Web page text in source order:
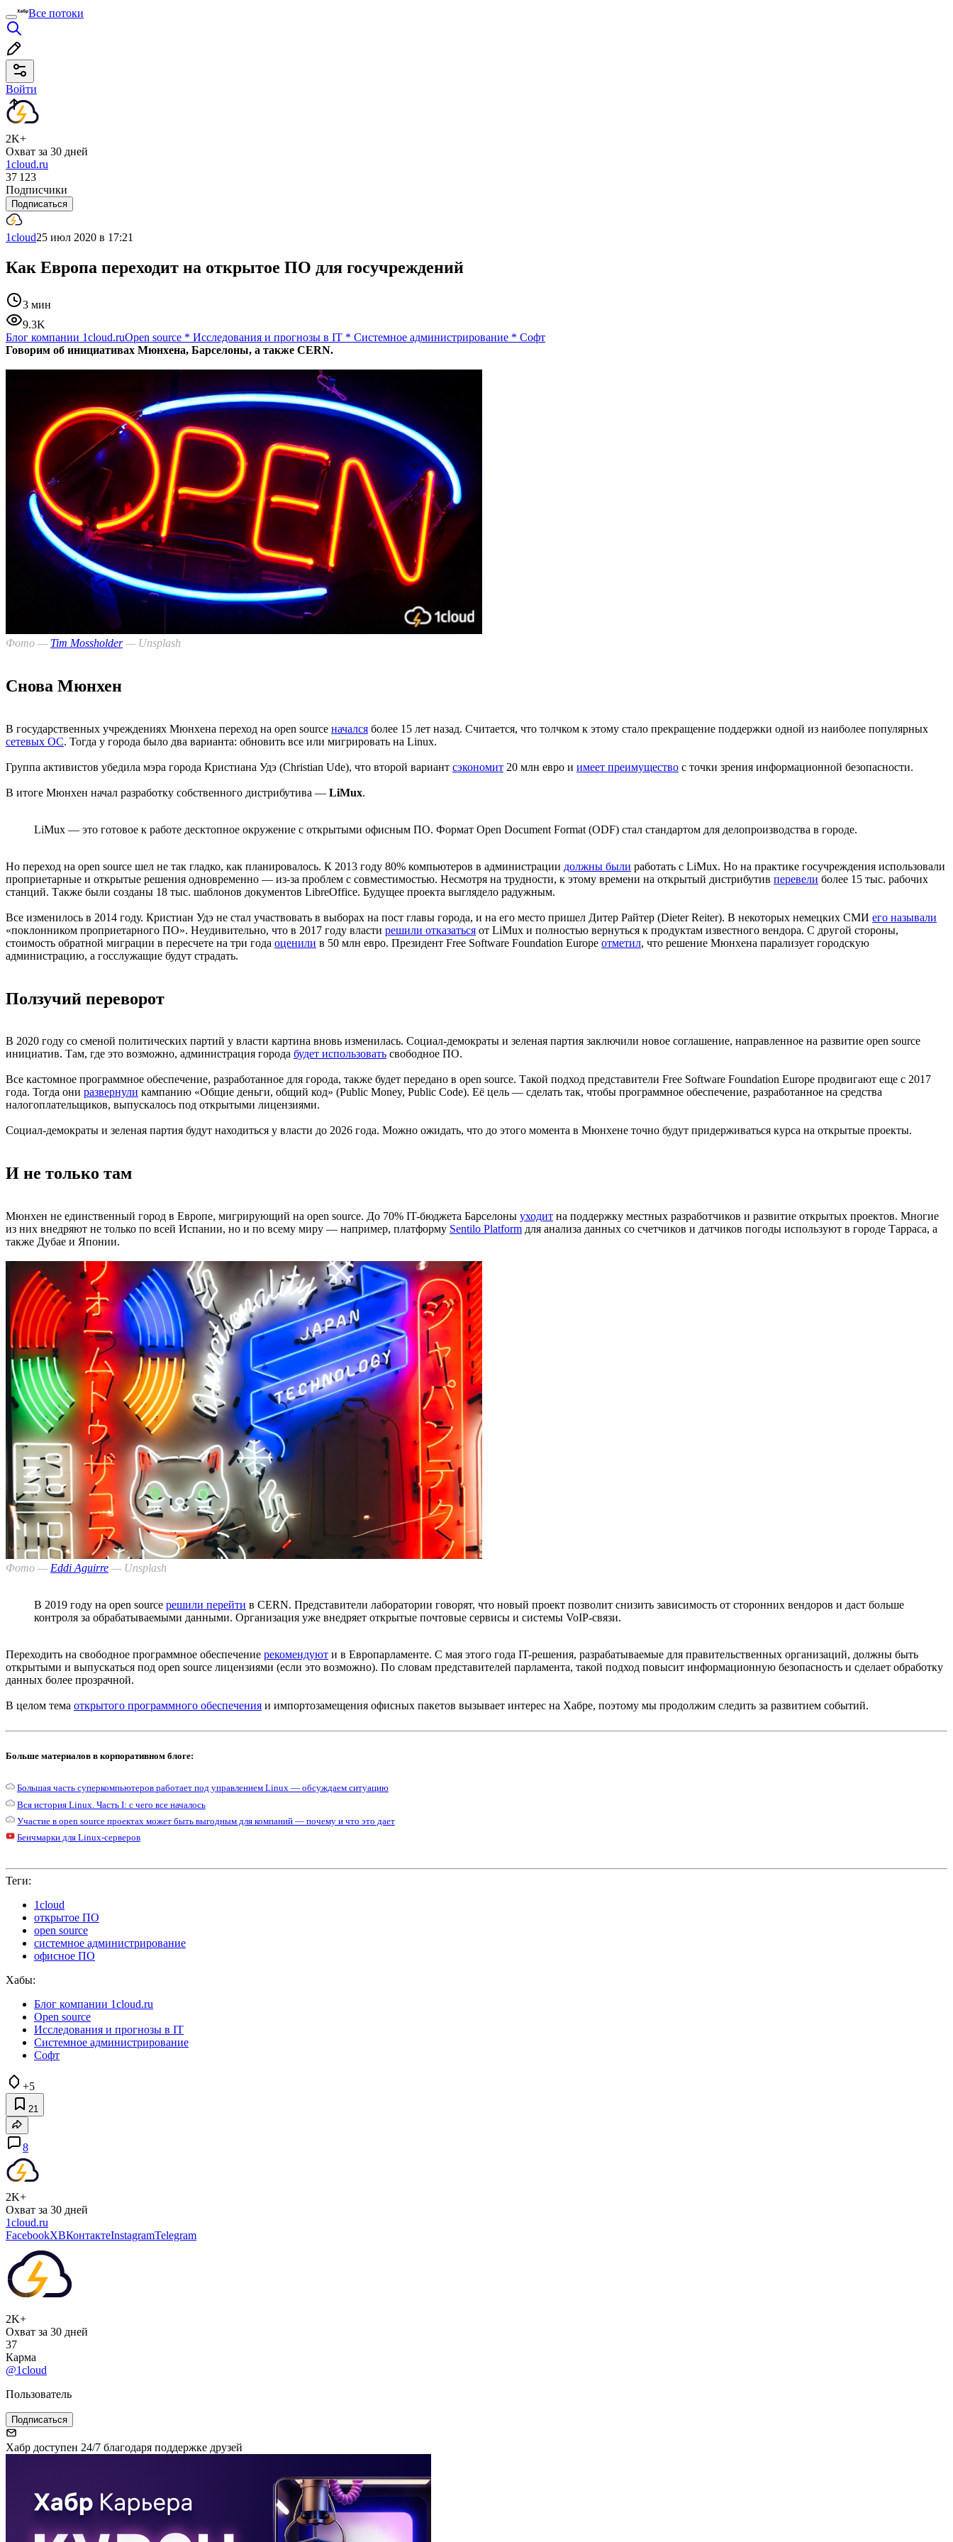
Все потоки
Войти
2K+
Охват за 30 дней
1cloud.ru
37 123
Подписчики
Подписаться
1cloud25 июл 2020 в 17:21
Как Европа переходит на открытое ПО для госучреждений
3 мин
9.3K
Блог компании 1cloud.ruOpen source * Исследования и прогнозы в IT * Системное администрирование * Софт
Говорим об инициативах Мюнхена, Барселоны, а также CERN.
Фото — Tim Mossholder— Unsplash
Снова Мюнхен
В государственных учреждениях Мюнхена переход на open source начался более 15 лет назад. Считается, что толчком к этому стало прекращение поддержки одной из наиболее популярных
сетевых ОС. Тогда у города было два варианта: обновить все или мигрировать на Linux.
Группа активистов убедила мэра города Кристиана Удэ (Christian Ude), что второй вариант сэкономит 20 млн евро и имеет преимущество с точки зрения информационной безопасности.
В итоге Мюнхен начал разработку собственного дистрибутива — LiMux.
LiMux — это готовое к работе десктопное окружение с открытыми офисным ПО. Формат Open Document Format (ODF) стал стандартом для делопроизводства в городе.
Но переход на open source шел не так гладко, как планировалось. К 2013 году 80% компьютеров в администрации должны были работать с LiMux. Но на практике госучреждения использовали
проприетарные и открытые решения одновременно — из-за проблем с совместимостью. Несмотря на трудности, к этому времени на открытый дистрибутив перевели более 15 тыс. рабочих
станций. Также были созданы 18 тыс. шаблонов документов LibreOffice. Будущее проекта выглядело радужным.
Все изменилось в 2014 году. Кристиан Удэ не стал участвовать в выборах на пост главы города, и на его место пришел Дитер Райтер (Dieter Reiter). В некоторых немецких СМИ его называли
«поклонником проприетарного ПО». Неудивительно, что в 2017 году власти решили отказаться от LiMux и полностью вернуться к продуктам известного вендора. С другой стороны,
стоимость обратной миграции в пересчете на три года оценили в 50 млн евро. Президент Free Software Foundation Europe отметил, что решение Мюнхена парализует городскую
администрацию, а госслужащие будут страдать.
Ползучий переворот
В 2020 году со сменой политических партий у власти картина вновь изменилась. Социал-демократы и зеленая партия заключили новое соглашение, направленное на развитие open source
инициатив. Там, где это возможно, администрация города будет использовать свободное ПО.
Все кастомное программное обеспечение, разработанное для города, также будет передано в open source. Такой подход представители Free Software Foundation Europe продвигают еще с 2017
года. Тогда они развернули кампанию «Общие деньги, общий код» (Public Money, Public Code). Её цель — сделать так, чтобы программное обеспечение, разработанное на средства
налогоплательщиков, выпускалось под открытыми лицензиями.
Социал-демократы и зеленая партия будут находиться у власти до 2026 года. Можно ожидать, что до этого момента в Мюнхене точно будут придерживаться курса на открытые проекты.
И не только там
Мюнхен не единственный город в Европе, мигрирующий на open source. До 70% IT-бюджета Барселоны уходит на поддержку местных разработчиков и развитие открытых проектов. Многие
из них внедряют не только по всей Испании, но и по всему миру — например, платформу Sentilo Platform для анализа данных со счетчиков и датчиков погоды используют в городе Тарраса, а
также Дубае и Японии.
Фото — Eddi Aguirre — Unsplash
В 2019 году на open source решили перейти в CERN. Представители лаборатории говорят, что новый проект позволит снизить зависимость от сторонних вендоров и даст больше
контроля за обрабатываемыми данными. Организация уже внедряет открытые почтовые сервисы и системы VoIP-связи.
Переходить на свободное программное обеспечение рекомендуют и в Европарламенте. С мая этого года IT-решения, разрабатываемые для правительственных организаций, должны быть
открытыми и выпускаться под open source лицензиями (если это возможно). По словам представителей парламента, такой подход повысит информационную безопасность и сделает обработку
данных более прозрачной.
В целом тема открытого программного обеспечения и импортозамещения офисных пакетов вызывает интерес на Хабре, поэтому мы продолжим следить за развитием событий.
Больше материалов в корпоративном блоге:
Большая часть суперкомпьютеров работает под управлением Linux — обсуждаем ситуацию
Вся история Linux. Часть I: с чего все началось
Участие в open source проектах может быть выгодным для компаний — почему и что это дает
Бенчмарки для Linux-серверов
Теги:
1cloud
открытое ПО
open source
системное администрирование
офисное ПО
Хабы:
Блог компании 1cloud.ru
Open source
Исследования и прогнозы в IT
Системное администрирование
Софт
+5
21
8
2K+
Охват за 30 дней
1cloud.ru
FacebookXВКонтактеInstagramTelegram
2K+
Охват за 30 дней
37
Карма
@1cloud
Пользователь
Подписаться
Хабр доступен 24/7 благодаря поддержке друзей